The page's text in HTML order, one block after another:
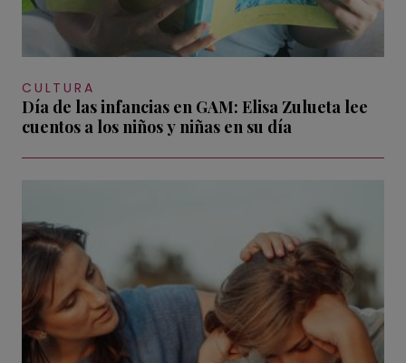
CULTURA
Día de las infancias en GAM: Elisa Zulueta lee
cuentos a los niños y niñas en su día